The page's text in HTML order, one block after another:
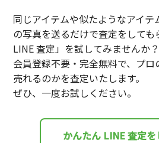
同じアイテムや似たようなアイ
の写真を送るだけで査定をして
LINE 査定」を試してみませんか？
会員登録不要・完全無料で、プ
売れるのかを査定いたします。
ぜひ、一度お試しください。
かんたん LINE 査定を